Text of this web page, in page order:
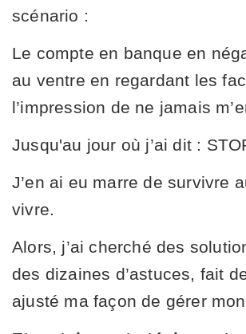
scénario :
Le compte en banque en
au ventre en regardant les
l’impression de ne jamais
Jusqu'au jour où j’ai dit :
J’en ai eu marre de survivre
vivre.
Alors, j’ai cherché des
des dizaines d’astuces, fait
ajusté ma façon de gérer